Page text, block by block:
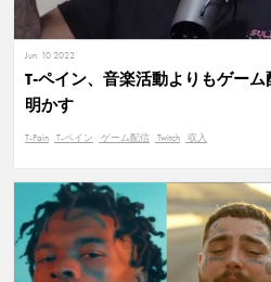
Jun. 10 2022
T-ペイン、音楽活動よりもゲー
明かす
T-Pain T-ペイン ゲーム配信 Twitch 収入